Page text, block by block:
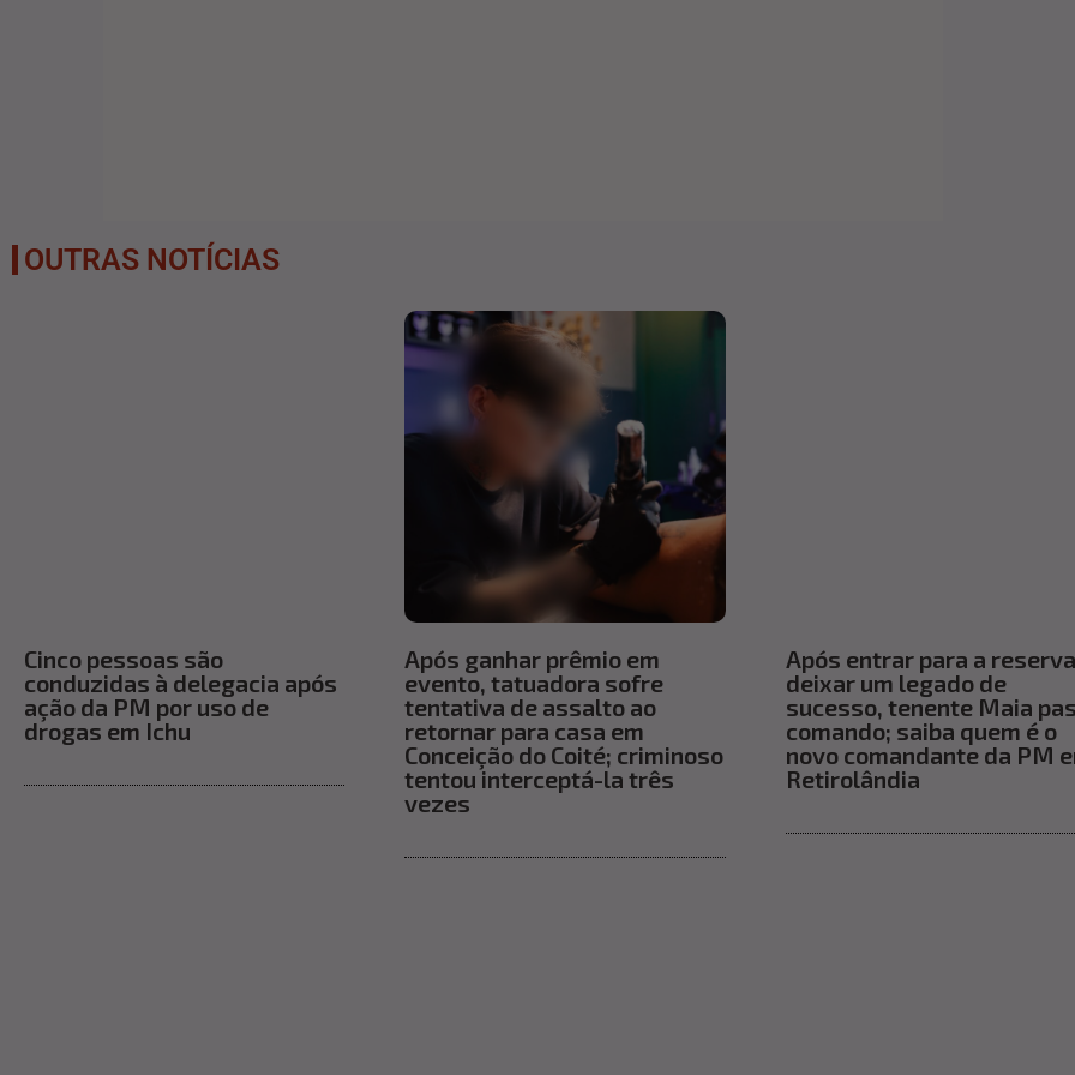
OUTRAS NOTÍCIAS
Cinco pessoas são
conduzidas à delegacia após
ação da PM por uso de
drogas em Ichu
Após ganhar prêmio em
evento, tatuadora sofre
tentativa de assalto ao
retornar para casa em
Conceição do Coité; criminoso
tentou interceptá-la três
vezes
Após entrar para a
deixar um legado de
sucesso, tenente Maia
comando; saiba quem é o
novo comandante da PM
Retirolândia